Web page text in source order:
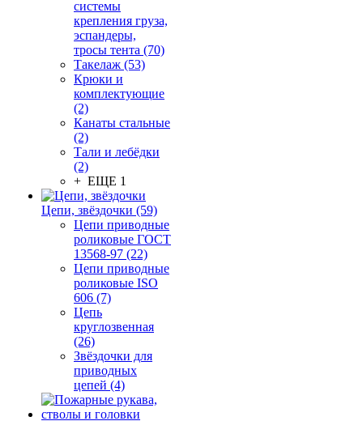
системы
крепления груза,
эспандеры,
тросы тента (70)
Такелаж (53)
Крюки и
комплектующие
(2)
Канаты стальные
(2)
Тали и лебёдки
(2)
+ ЕЩЕ 1
Цепи, звёздочки (59)
Цепи приводные
роликовые ГОСТ
13568-97 (22)
Цепи приводные
роликовые ISO
606 (7)
Цепь
круглозвенная
(26)
Звёздочки для
приводных
цепей (4)